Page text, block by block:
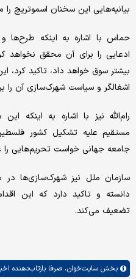
بیانیه‌هایی این سخنان اسموتریچ
حماس با اشاره به اینکه طرح‌ها و
ادعایی را برای آن محقق نخواهد
بیشتر سوق خواهد داد، تاکید کرد،
اشغالگر و سیاست شهرک‌سازی آن را
رام‌الله نیز با اشاره به اینکه
جامعه جهانی خواست تحریم‌هایی را
سازمان ملل نیز شهرک‌سازی‌ها در
تضعیف می‌کند.
بخش سایت‌خوان، صرفا بازتاب‌دهنده